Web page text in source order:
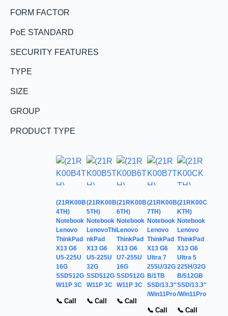
FORM FACTOR
PoE STANDARD
SECURITY FEATURES
TYPE
SIZE
GROUP
PRODUCT TYPE
(21RK00B
4TH)
Notebook
Lenovo
ThinkPad
X13 G6
U5-225U
16G
SSD512G
W11P 3C
📞 Call
(21RK00B
5TH)
Notebook
LenovoThi
nkPad
X13 G6
U5-225U
32G
SSD512G
W11P 3C
📞 Call
(21RK00B
6TH)
Notebook
Lenovo
ThinkPad
X13 G6
U7-255U
16G
SSD512G
W11P 3C
📞 Call
(21RK00B
7TH)
Notebook
Lenovo
ThinkPad
X13 G6
Ultra 7
255U/32G
B/1TB
SSD/13.3″
/Win11Pro
📞 Call
(21RK00C
KTH)
Notebook
Lenovo
ThinkPad
X13 G6
Ultra 5
225H/32G
B/512GB
SSD/13.3″
/Win11Pro
📞 Call